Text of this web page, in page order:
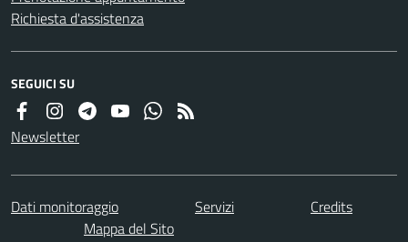
Richiesta d'assistenza
SEGUICI SU
Newsletter
Dati monitoraggio Servizi
Credits
Mappa del Sito